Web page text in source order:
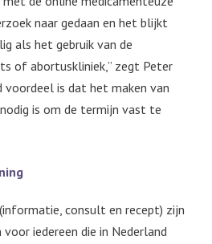
naar gedaan en het blijkt
als het gebruik van de
of abortuskliniek,” zegt Peter
voordeel is dat het maken van
is om de termijn vast te
consult en recept) zijn
iedereen die in Nederland